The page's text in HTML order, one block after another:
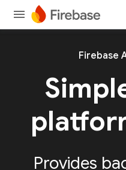
Firebase
Provides